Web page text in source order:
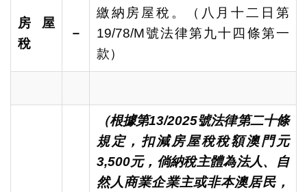
房屋
稅
－
繳納房屋稅。（八月十二日第
19/78/M號法律第九十四條第一
款）
（根據第13/2025號法律第二十條
規定，扣減房屋稅稅額澳門元
3,500元，倘納稅主體為法人、自
然人商業企業主或非本澳居民，